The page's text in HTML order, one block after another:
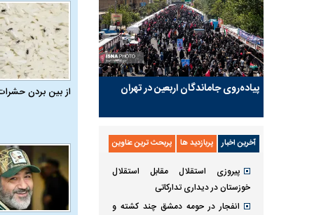
از بین بردن پیاده‌روی جاماندگان اربعین در تهران
آخرین اخبار پربازدید ها پربحث ترین عناوین
پیروزی استقلال مقابل استقلال
خوزستان در دیداری تدارکاتی
انفجار در حومه دمشق چند کشته و